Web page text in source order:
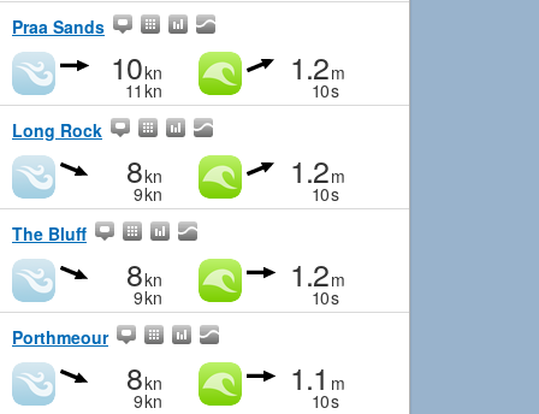
Praa Sands
10kn
11 kn
1.2m
10s
Long Rock
8kn
9kn
1.2m
10s
The Bluff
8kn
9kn
1.2m
10s
Porthmeour
8kn
9kn
1.1 m
10s